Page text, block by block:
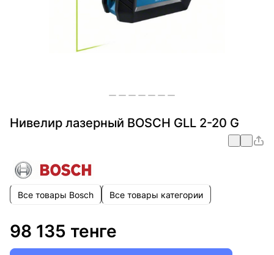
Нивелир лазерный BOSCH GLL 2-20 G
Все товары Bosch Все товары категории
98 135 тенге